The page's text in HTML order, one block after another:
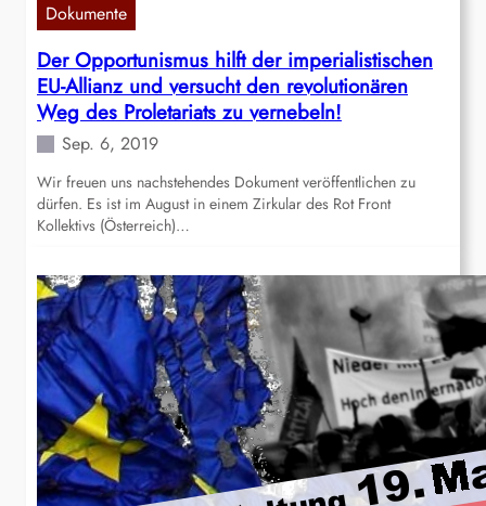
Dokumente
Der Opportunismus hilft der imperialistischen
EU-Allianz und versucht den revolutionären
Weg des Proletariats zu vernebeln!
Sep. 6, 2019
Wir freuen uns nachstehendes Dokument veröffentlichen zu
dürfen. Es ist im August in einem Zirkular des Rot Front
Kollektivs (Österreich)…